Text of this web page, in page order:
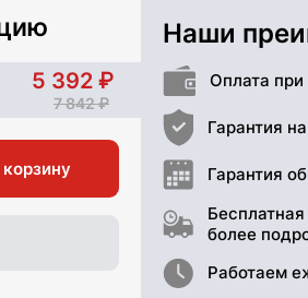
5 392
7 842
Наши
Оплата при
Гарантия
Гарантия
более
Работаем